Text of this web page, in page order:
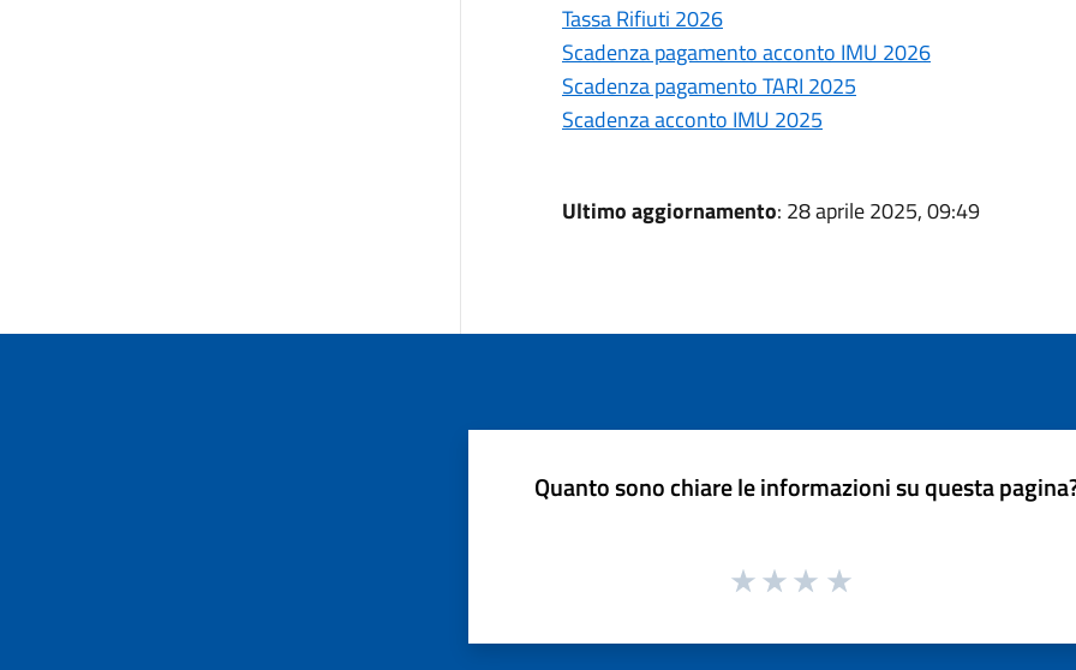
Tassa Rifiuti 2026
Scadenza pagamento acconto IMU 2026
Scadenza pagamento TARI 2025
Scadenza acconto IMU 2025
Ultimo aggiornamento: 28 aprile 2025, 09:49
Quanto sono chiare le informazioni su questa